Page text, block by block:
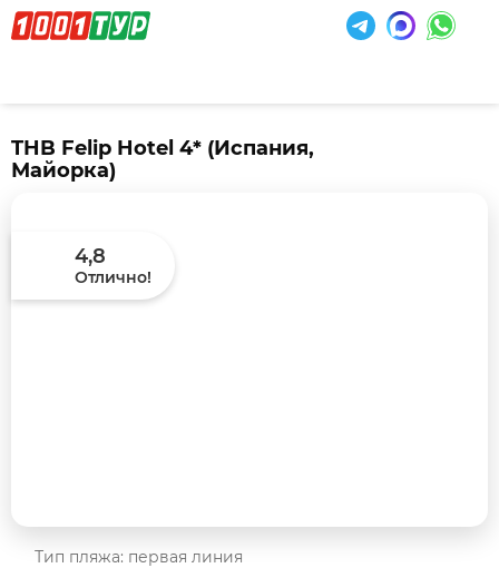
THB Felip Hotel 4* (Испания,
Майорка)
4,8
Отлично!
Тип пляжа: первая линия